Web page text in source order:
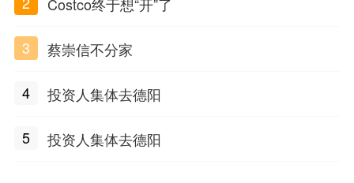
Costco终于想“开”了
3 蔡崇信不分家
4 投资人集体去德阳
5 投资人集体去德阳